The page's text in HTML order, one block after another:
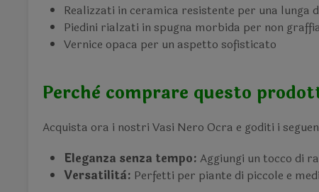
Realizzati in ceramica resistente per una lunga
Piedini rialzati in spugna morbida per non
Vernice opaca per un aspetto sofisticato
Perchè comprare questo
Acquista ora i nostri Vasi Nero Ocra e goditi i
Eleganza senza tempo: Aggiungi un tocco di
Versatilità: Perfetti per piante di piccole e